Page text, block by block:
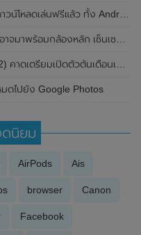
ดเล่นฟรีแล้ว ทั้ง Android และ iOS
งหลัก เซ็นเซอร์ Sony แบบกำหนดเอง
ตรียมเปิดตัวต้นเดือนเมษายนนี้
ดไปยัง Google Photos
นิยม
AirPods Ais
browser Canon
Facebook